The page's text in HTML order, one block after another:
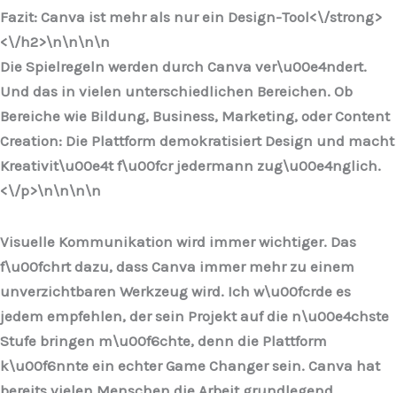
Fazit: Canva ist mehr als nur ein Design-Tool<\/strong>
<\/h2>\n\n\n\n
Die Spielregeln werden durch Canva ver\u00e4ndert.
Und das in vielen unterschiedlichen Bereichen. Ob
Bereiche wie Bildung, Business, Marketing, oder Content
Creation: Die Plattform demokratisiert Design und macht
Kreativit\u00e4t f\u00fcr jedermann zug\u00e4nglich.
<\/p>\n\n\n\n
Visuelle Kommunikation wird immer wichtiger. Das
f\u00fchrt dazu, dass Canva immer mehr zu einem
unverzichtbaren Werkzeug wird. Ich w\u00fcrde es
jedem empfehlen, der sein Projekt auf die n\u00e4chste
Stufe bringen m\u00f6chte, denn die Plattform
k\u00f6nnte ein echter Game Changer sein. Canva hat